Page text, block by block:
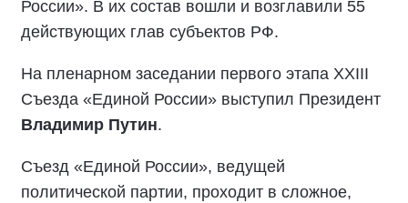
России». В их состав вошли и возглавили 55
действующих глав субъектов РФ.
На пленарном заседании первого этапа XXIII
Съезда «Единой России» выступил Президент
Владимир Путин.
Съезд «Единой России», ведущей
политической партии, проходит в сложное,